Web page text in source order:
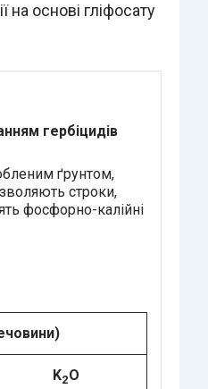
на основі гліфосату
гербіцидів
ґрунтом,
строки,
фосфорно-калійні
K2O